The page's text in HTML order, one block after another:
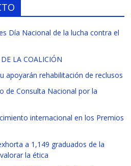
Día Nacional de la lucha contra el
LA COALICIÓN
apoyarán rehabilitación de reclusos
de Consulta Nacional por la
internacional en los Premios
a 1,149 graduados de la
la ética